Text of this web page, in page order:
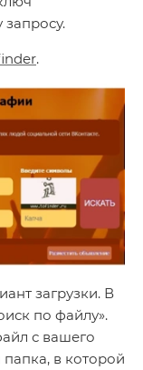
.
загрузки. В
по файлу».
с вашего
папка, в которой